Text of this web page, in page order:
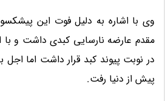
وی با اشاره به دلیل فوت این
مقدم عارضه نارسایی کبدی داشت و
در نوبت پیوند کبد قرار داشت اما
پیش از دنیا رفت.